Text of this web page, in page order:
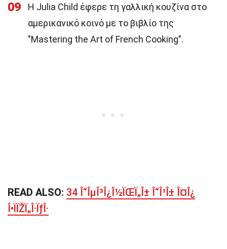
09
Η Julia Child έφερε τη γαλλική κουζίνα στο
αμερικανικό κοινό με το βιβλίο της
"Mastering the Art of French Cooking".
READ ALSO: 34 Î“ÎµÎ³Î¿Î½ÏŒÏ„Î± Î“Î¹Î± Î¤Î¿
Î•ÏÏŽÏ„Î·ÏƒÎ·